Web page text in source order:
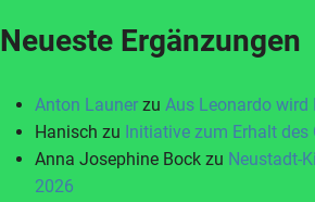
Neueste Ergänzungen
Anton Launer zu Aus Leonardo wird
Hanisch zu Initiative zum Erhalt des
Anna Josephine Bock zu Neustadt-
2026